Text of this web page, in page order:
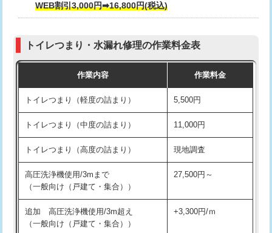
WEB割引3,000円➡16,800円(税込)
トイレつまり・水漏れ修理の作業料金表
作業内容 作業料金
トイレつまり（軽度の詰まり） 5,500円
トイレつまり（中度の詰まり） 11,000円
トイレつまり（高度の詰まり） 現地調査
高圧洗浄機使用/3mまで
（一般向け（戸建て・集合））
27,500円～
追加 高圧洗浄機使用/3m超え
（一般向け（戸建て・集合））
+3,300円/ｍ